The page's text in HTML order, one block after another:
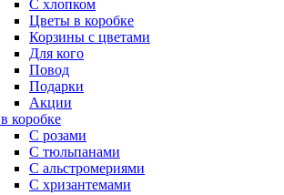
С хлопком
Цветы в коробке
Корзины с цветами
Для кого
Повод
Подарки
Акции
коробке
С розами
С тюльпанами
С альстромериями
С хризантемами